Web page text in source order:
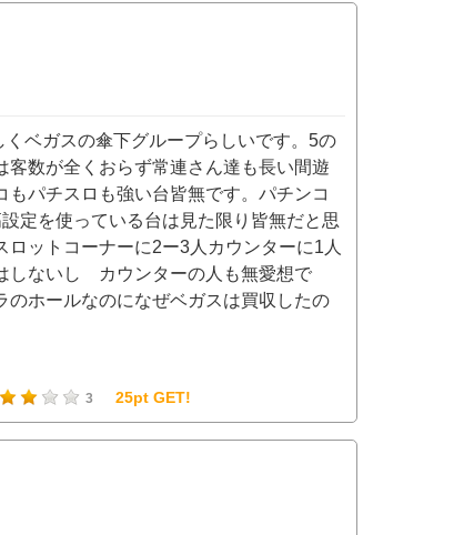
ベガスの傘下グループらしいです。5の
数が全くおらず常連さん達も長い間遊
パチスロも強い台皆無です。パチンコ
定を使っている台は見た限り皆無だと思
ットコーナーに2ー3人カウンターに1人
しないし カウンターの人も無愛想で
ホールなのになぜベガスは買収したの
3 25pt GET!